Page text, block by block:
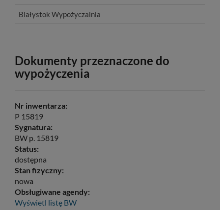
Białystok Wypożyczalnia
Dokumenty przeznaczone do
wypożyczenia
Nr inwentarza:
P 15819
Sygnatura:
BW p. 15819
Status:
dostępna
Stan fizyczny:
nowa
Obsługiwane agendy:
Wyświetl listę BW